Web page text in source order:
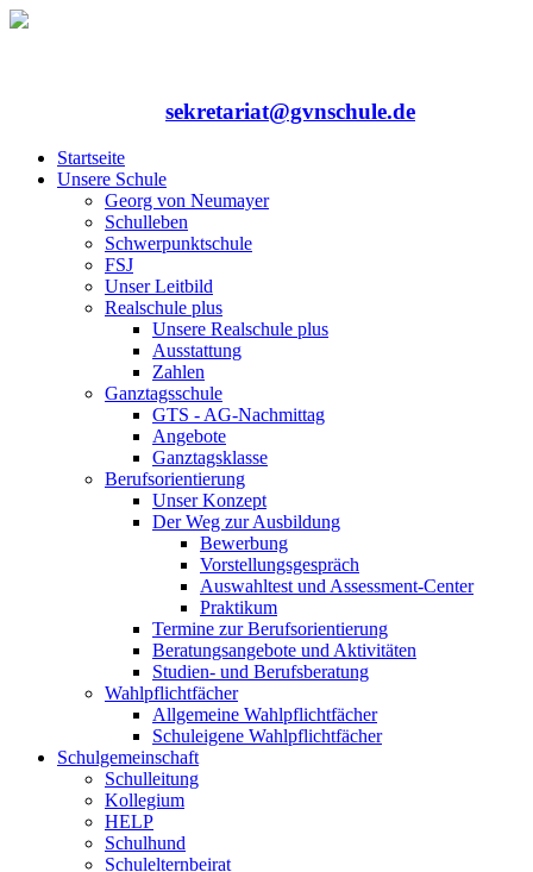
sekretariat@gvnschule.de
Startseite
Unsere Schule
Georg von Neumayer
Schulleben
Schwerpunktschule
FSJ
Unser Leitbild
Realschule plus
Unsere Realschule plus
Ausstattung
Zahlen
Ganztagsschule
GTS - AG-Nachmittag
Angebote
Ganztagsklasse
Berufsorientierung
Unser Konzept
Der Weg zur Ausbildung
Bewerbung
Vorstellungsgespräch
Auswahltest und Assessment-Center
Praktikum
Termine zur Berufsorientierung
Beratungsangebote und Aktivitäten
Studien- und Berufsberatung
Wahlpflichtfächer
Allgemeine Wahlpflichtfächer
Schuleigene Wahlpflichtfächer
Schulgemeinschaft
Schulleitung
Kollegium
HELP
Schulhund
Schulelternbeirat